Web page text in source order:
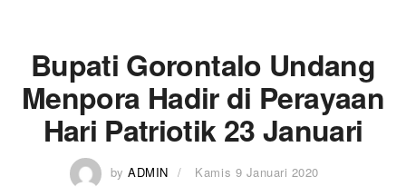
Bupati Gorontalo Undang
Menpora Hadir di Perayaan
Hari Patriotik 23 Januari
by ADMIN Kamis 9 Januari 2020